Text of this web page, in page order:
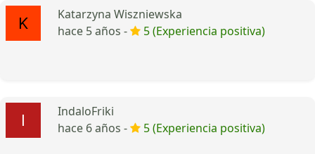
Katarzyna Wiszniewska
hace 5 años -
5 (Experiencia positiva)
IndaloFriki
hace 6 años -
5 (Experiencia positiva)